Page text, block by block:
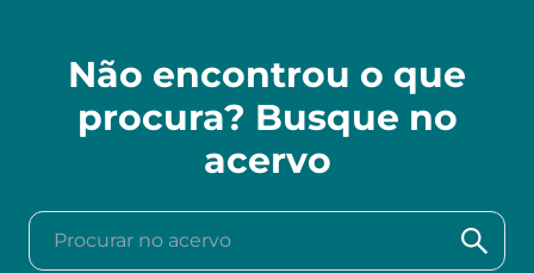
Não encontrou o que
procura? Busque no
acervo
Procurar no acervo